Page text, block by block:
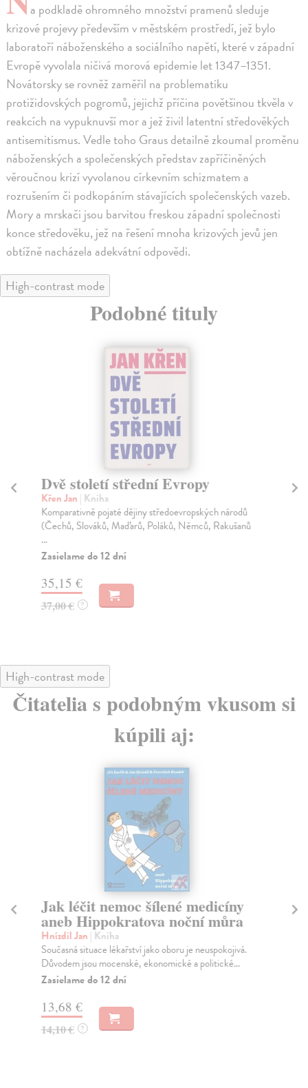
a podkladě ohromného množství pramenů sleduje
krizové projevy především v městském prostředí, jež bylo
laboratoří náboženského a sociálního napětí, které v západní
Evropě vyvolala ničivá morová epidemie let 1347–1351.
Novátorsky se rovněž zaměřil na problematiku
protižidovských pogromů, jejichž příčina povětšinou tkvěla v
reakcích na vypuknuvší mor a jež živil latentní středověkých
antisemitismus. Vedle toho Graus detailně zkoumal proměnu
náboženských a společenských představ zapříčiněných
věroučnou krizí vyvolanou církevním schizmatem a
rozrušením či podkopáním stávajících společenských vazeb.
Mory a mrskači jsou barvitou freskou západní společnosti
konce středověku, jež na řešení mnoha krizových jevů jen
obtížně nacházela adekvátní odpovědi.
High-contrast mode
Podobné tituly
Dvě století střední Evropy
Křen Jan | Kniha
Komparativně pojaté dějiny středoevropských národů
(Čechů, Slováků, Maďarů, Poláků, Němců, Rakušanů
...
Zasielame do 12 dní
35,15 €
37,00 € ?
High-contrast mode
Čitatelia s podobným vkusom si
kúpili aj:
Jak léčit nemoc šílené medicíny
aneb Hippokratova noční můra
Hnízdil Jan | Kniha
Současná situace lékařství jako oboru je neuspokojivá.
Důvodem jsou mocenské, ekonomické a politické...
Zasielame do 12 dní
13,68 €
14,10 € ?